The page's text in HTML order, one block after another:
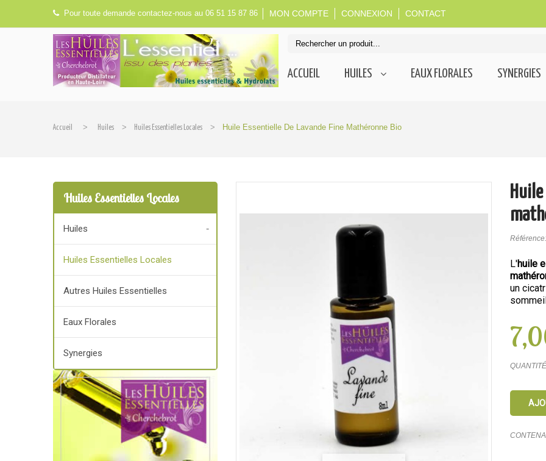
Pour toute demande contactez-nous au 06 51 15 87 86 MON COMPTE CONNEXION CONTACT
ACCUEIL HUILES EAUX FLORALES SYNERGIES
Accueil > Huiles > Huiles Essentielles Locales > Huile Essentielle De Lavande Fine Mathéronne Bio
Huiles Essentielles Locales
Huiles
Huiles Essentielles Locales
Autres Huiles Essentielles
Eaux Florales
Synergies
Référence:
L'huile
un
QUANTITÉ